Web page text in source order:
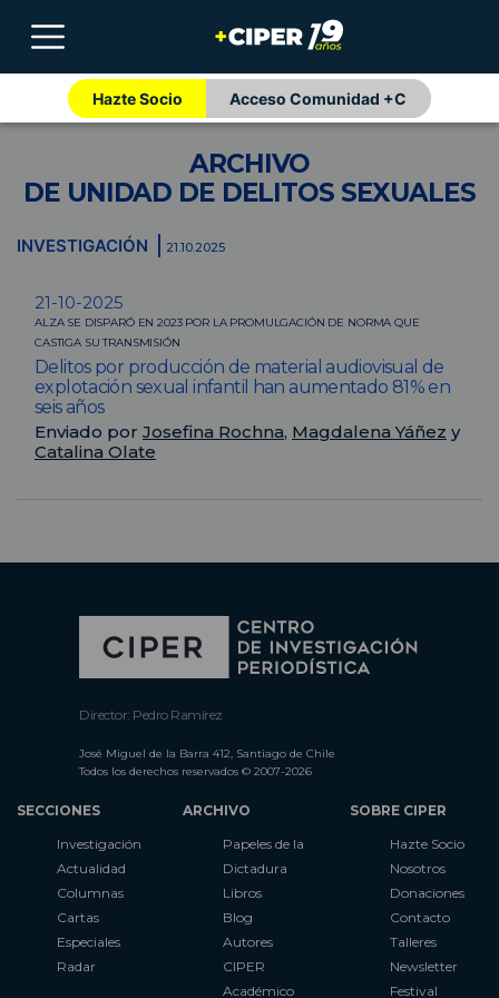
Hazte Socio Acceso Comunidad +C
ARCHIVO
DE UNIDAD DE DELITOS SEXUALES
INVESTIGACIÓN 21.10.2025
21-10-2025
ALZA SE DISPARÓ EN 2023 POR LA PROMULGACIÓN DE NORMA QUE
CASTIGA SU TRANSMISIÓN
Delitos por producción de material audiovisual de
explotación sexual infantil han aumentado 81% en
seis años
Enviado por Josefina Rochna, Magdalena Yáñez y
Catalina Olate
Director: Pedro Ramírez
José Miguel de la Barra 412, Santiago de Chile
Todos los derechos reservados © 2007-2026
SECCIONES
Investigación
Actualidad
Columnas
Cartas
Especiales
Radar
ARCHIVO
Papeles de la
Dictadura
Libros
Blog
Autores
CIPER
Académico
SOBRE CIPER
Hazte Socio
Nosotros
Donaciones
Contacto
Talleres
Newsletter
Festival